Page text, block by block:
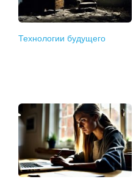
Технологии будущего